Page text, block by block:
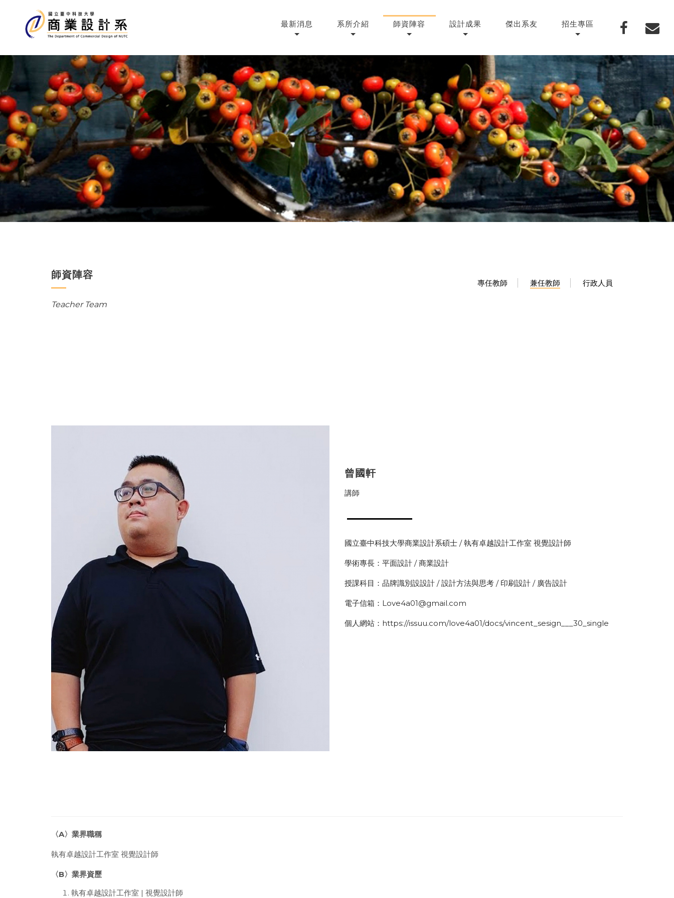
最新消息 系所介紹 師資陣容 設計成果 傑出系友 招生專區
師資陣容
Teacher Team
專任教師 兼任教師 行政人員
曾國軒
講師
國立臺中科技大學商業設計系碩士 / 執有卓越設計工作室 視覺設計師
學術專長：平面設計 / 商業設計
授課科目：品牌識別設設計 / 設計方法與思考 / 印刷設計 / 廣告設計
電子信箱：Love4a01@gmail.com
個人網站：https://issuu.com/love4a01/docs/vincent_sesign___30_single
〈A〉業界職稱
執有卓越設計工作室 視覺設計師
〈B〉業界資歷
執有卓越設計工作室 | 視覺設計師